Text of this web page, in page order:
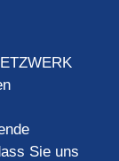
Sie uns